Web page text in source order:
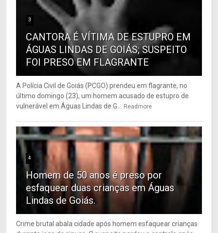
3
CANTORA É VÍTIMA DE ESTUPRO EM
ÁGUAS LINDAS DE GOIÁS; SUSPEITO
FOI PRESO EM FLAGRANTE
A Polícia Civil de Goiás (PCGO) prendeu em flagrante, no
último domingo (23), um homem acusado de estupro de
vulnerável em Águas Lindas de G... Readmore
4
Homem de 50 anos é preso por
esfaquear duas crianças em Águas
Lindas de Goiás.
Crime brutal abala cidade após homem esfaquear crianças